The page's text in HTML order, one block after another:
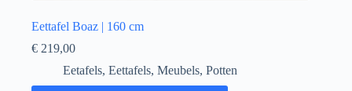
Eettafel Boaz | 160 cm
€ 219,00
Eetafels, Eettafels, Meubels, Potten